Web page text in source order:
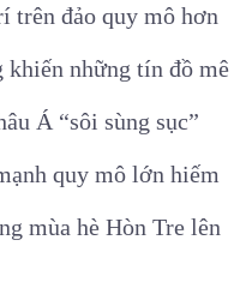
trên đảo quy mô hơn
khiến những tín đồ mê
Á “sôi sùng sục”
quy mô lớn hiếm
mùa hè Hòn Tre lên